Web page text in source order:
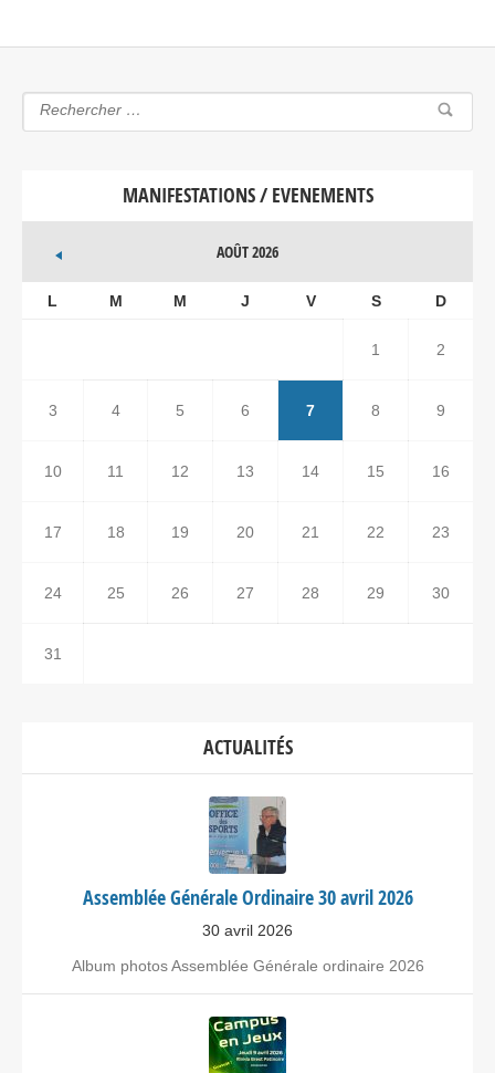
MANIFESTATIONS / EVENEMENTS
AOÛT 2026
L M M J V S D
1 2
3 4 5 6 7 8 9
10 11 12 13 14 15 16
17 18 19 20 21 22 23
24 25 26 27 28 29 30
31
ACTUALITÉS
Assemblée Générale Ordinaire 30 avril 2026
30 avril 2026
Album photos Assemblée Générale ordinaire 2026